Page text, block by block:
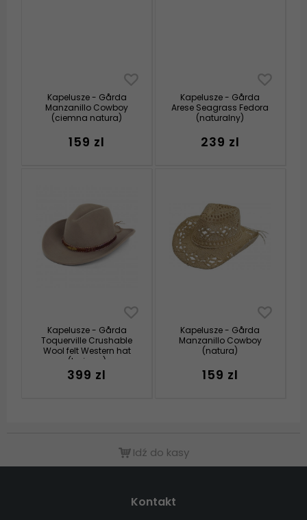
Kapelusze - Gårda
Manzanillo Cowboy
(ciemna natura)
159 zl
Kapelusze - Gårda
Arese Seagrass Fedora
(naturalny)
239 zl
Kapelusze - Gårda
Toquerville Crushable
Wool felt Western hat
(beżowy)
399 zl
Kapelusze - Gårda
Manzanillo Cowboy
(natura)
159 zl
Idź do kasy
Kontakt